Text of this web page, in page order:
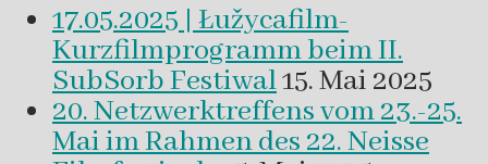
17.05.2025 | Łužycafilm-
Kurzfilmprogramm beim II.
SubSorb Festiwal15. Mai 2025
20. Netzwerktreffens vom 23.-25.
Mai im Rahmen des 22. Neisse